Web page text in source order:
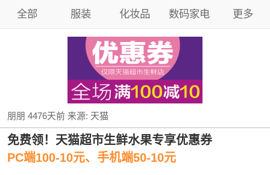
全部 服装 化妆品 数码家电 更多
朋朋 4476天前来源: 天猫
免费领！天猫超市生鲜水果专享优惠券
PC端100-10元、手机端50-10元